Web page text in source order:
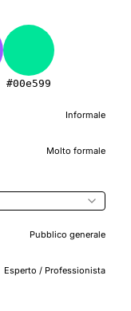
#00e599
Informale
Molto formale
Pubblico generale
Esperto / Professionista